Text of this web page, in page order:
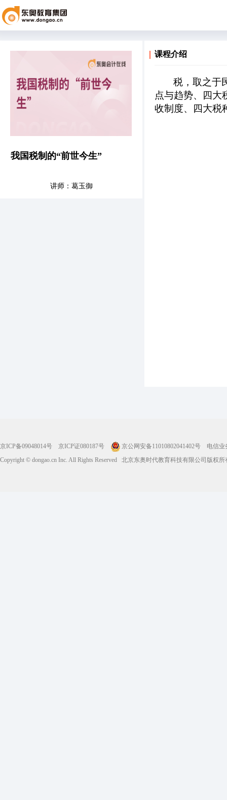
我国税制的“前世今生”
讲师：葛玉御
课程介绍
税，取之于
点与趋势、四大
收制度、四大税
京ICP备09048014号 京ICP证080187号 京公网安备11010802041402号
电信业
Copyright © dongao.cn Inc. All Rights Reserved 北京东奥时代教育科技有限公司版权所